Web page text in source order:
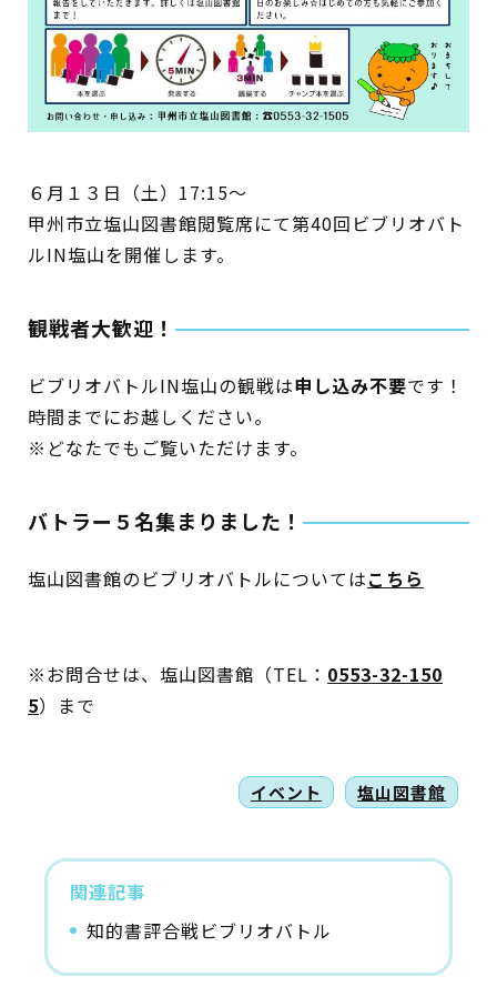
６月１３日（土）17:15～
甲州市立塩山図書館閲覧席にて第40回ビブリオバト
ルIN塩山を開催します。
観戦者大歓迎！
ビブリオバトルIN塩山の観戦は申し込み不要です！
時間までにお越しください。
※どなたでもご覧いただけます。
バトラー５名集まりました！
塩山図書館のビブリオバトルについてはこちら
※お問合せは、塩山図書館（TEL： 0553-32-150
5）まで
イベント 塩山図書館
関連記事
知的書評合戦ビブリオバトル
インターネットサービス
こどもの
キャラクター
図書館のおしごと
おはなし会